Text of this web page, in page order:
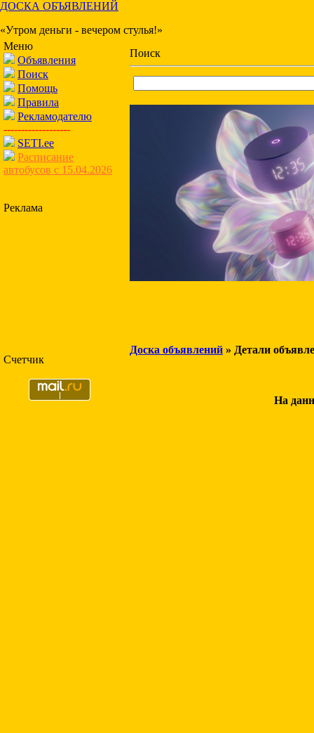
ДОСКА ОБЪЯВЛЕНИЙ
«Утром деньги - вечером стулья!»
Меню
Объявления
Поиск
Помощь
Правила
Рекламодателю
-------------------
SETI.ee
Расписание
автобусов с 15.04.2026
Реклама
Счетчик
Поиск
Доска объявлений » Детали
На